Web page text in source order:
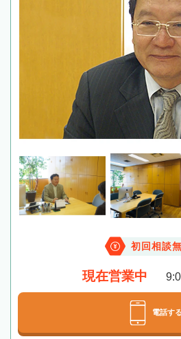
初回相談
現在営業中
電話する